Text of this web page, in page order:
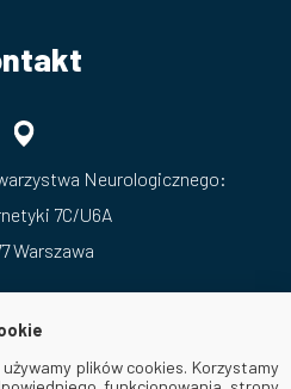
Neurologicznego:
7C/U6A
Warszawa
plików cookies. Korzystamy